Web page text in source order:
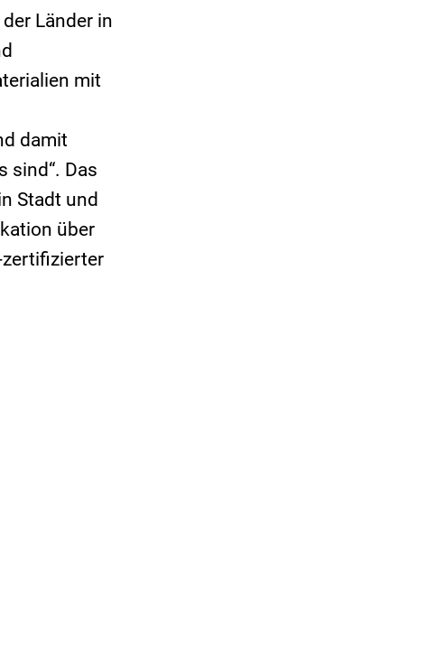
Länder in
mit
damit
sind“. Das
Stadt und
über
zertifizierter